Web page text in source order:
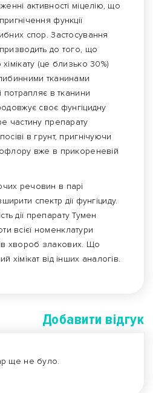
активності міцелію, що
функції
спор. Застосування
до того, що
(це близько 30%)
тканинами
потрапляє в тканини
своє фунгіцидну
частину препарату
в грунт, пригнічуючи
вже в прикореневій
речовин в парі
спектр дії фунгіциду.
дії препарату Тумен
всієї номенклатури
хвороб злакових. Що
хімікат від інших аналогів.
Добавити вiдгук
ще не було.